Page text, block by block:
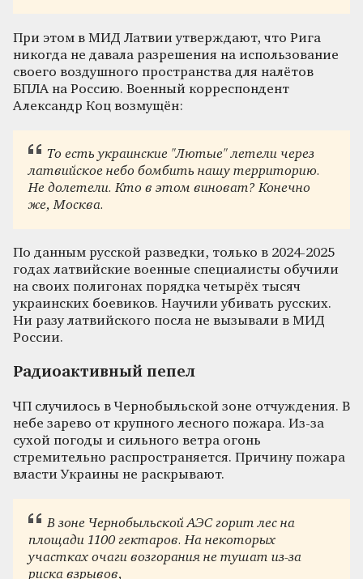
При этом в МИД Латвии утверждают, что Рига
никогда не давала разрешения на использование
своего воздушного пространства для налётов
БПЛА на Россию. Военный корреспондент
Александр Коц возмущён:
То есть украинские "Лютые" летели через
латвийское небо бомбить нашу территорию.
Не долетели. Кто в этом виноват? Конечно
же, Москва.
По данным русской разведки, только в 2024-2025
годах латвийские военные специалисты обучили
на своих полигонах порядка четырёх тысяч
украинских боевиков. Научили убивать русских.
Ни разу латвийского посла не вызывали в МИД
России.
Радиоактивный пепел
ЧП случилось в Чернобыльской зоне отчуждения. В
небе зарево от крупного лесного пожара. Из-за
сухой погоды и сильного ветра огонь
стремительно распространяется. Причину пожара
власти Украины не раскрывают.
В зоне Чернобыльской АЭС горит лес на
площади 1100 гектаров. На некоторых
участках очаги возгорания не тушат из-за
риска взрывов,